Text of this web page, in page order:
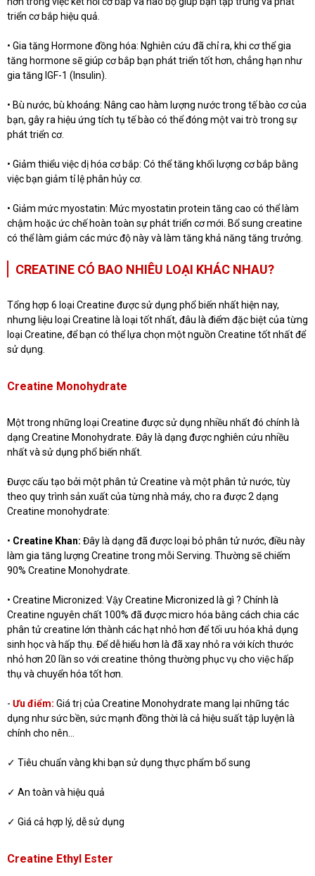
triển cơ bắp hiệu quả.
• Gia tăng Hormone đồng hóa: Nghiên cứu đã chỉ ra, khi cơ thể gia
tăng hormone sẽ giúp cơ bắp bạn phát triển tốt hơn, chẳng hạn như
gia tăng IGF-1 (Insulin).
• Bù nước, bù khoáng: Nâng cao hàm lượng nước trong tế bào cơ của
bạn, gây ra hiệu ứng tích tụ tế bào có thể đóng một vai trò trong sự
phát triển cơ.
• Giảm thiểu việc dị hóa cơ bắp: Có thể tăng khối lượng cơ bắp bằng
việc bạn giảm tỉ lệ phân hủy cơ.
• Giảm mức myostatin: Mức myostatin protein tăng cao có thể làm
chậm hoặc ức chế hoàn toàn sự phát triển cơ mới. Bổ sung creatine
có thể làm giảm các mức độ này và làm tăng khả năng tăng trưởng.
CREATINE CÓ BAO NHIÊU LOẠI KHÁC NHAU?
Tổng hợp 6 loại Creatine được sử dụng phổ biến nhất hiện nay,
nhưng liệu loại Creatine là loại tốt nhất, đâu là điểm đặc biệt của từng
loại Creatine, để bạn có thể lựa chọn một nguồn Creatine tốt nhất để
sử dụng.
Creatine Monohydrate
Một trong những loại Creatine được sử dụng nhiều nhất đó chính là
dạng Creatine Monohydrate. Đây là dạng được nghiên cứu nhiều
nhất và sử dụng phổ biến nhất.
Được cấu tạo bởi một phân tử Creatine và một phân tử nước, tùy
theo quy trình sản xuất của từng nhà máy, cho ra được 2 dạng
Creatine monohydrate:
• Creatine Khan: Đây là dạng đã được loại bỏ phân tử nước, điều này
làm gia tăng lượng Creatine trong mỗi Serving. Thường sẽ chiếm
90% Creatine Monohydrate.
• Creatine Micronized: Vậy Creatine Micronized là gì ? Chính là
Creatine nguyên chất 100% đã được micro hóa bằng cách chia các
phân tử creatine lớn thành các hạt nhỏ hơn để tối ưu hóa khả dụng
sinh học và hấp thụ. Để dễ hiểu hơn là đã xay nhỏ ra với kích thước
nhỏ hơn 20 lần so với creatine thông thường phục vụ cho việc hấp
thụ và chuyển hóa tốt hơn.
- Ưu điểm: Giá trị của Creatine Monohydrate mang lại những tác
dụng như sức bền, sức mạnh đồng thời là cả hiệu suất tập luyện là
chính cho nên…
✓ Tiêu chuẩn vàng khi bạn sử dụng thực phẩm bổ sung
✓ An toàn và hiệu quả
✓ Giá cả hợp lý, dễ sử dụng
Creatine Ethyl Ester